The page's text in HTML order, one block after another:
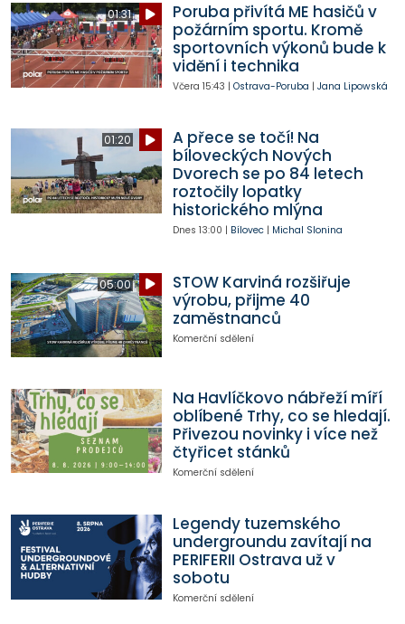
01:31
Poruba přivítá ME hasičů v
požárním sportu. Kromě
sportovních výkonů bude k
vidění i technika
Včera 15:43 | Ostrava-Poruba | Jana Lipowská
01:20
A přece se točí! Na
bíloveckých Nových
Dvorech se po 84 letech
roztočily lopatky
historického mlýna
Dnes 13:00 | Bílovec| Michal Slonina
05:00
STOW Karviná rozšiřuje
výrobu, přijme 40
zaměstnanců
Komerční sdělení
Na Havlíčkovo nábřeží míří
oblíbené Trhy, co se hledají.
Přivezou novinky i více než
čtyřicet stánků
Komerční sdělení
Legendy tuzemského
undergroundu zavítají na
PERIFERII Ostrava už v
sobotu
Komerční sdělení